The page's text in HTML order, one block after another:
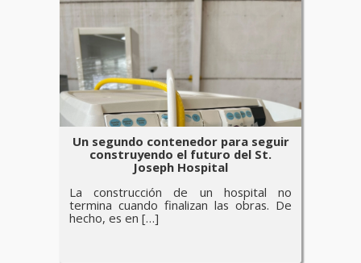
Un segundo contenedor para seguir
construyendo el futuro del St.
Joseph Hospital
La construcción de un hospital no
termina cuando finalizan las obras. De
hecho, es en […]